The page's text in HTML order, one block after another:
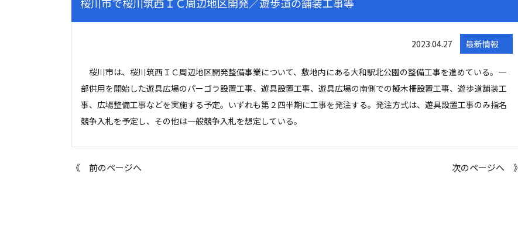
2023.04.27 最新情報
桜川市は、桜川筑西ＩＣ周辺地区開発整備事業について、敷地内にある大和駅北公園の整備工事を進めている。一
部供用を開始した遊具広場のパーゴラ設置工事、遊具設置工事、遊具広場の南側での擬木柵設置工事、遊歩道舗装工
事、広場整備工事などを実施する予定。いずれも第２四半期に工事を発注する。発注方式は、遊具設置工事のみ指名
競争入札を予定し、その他は一般競争入札を想定している。
《 前のページへ 次のページへ 》